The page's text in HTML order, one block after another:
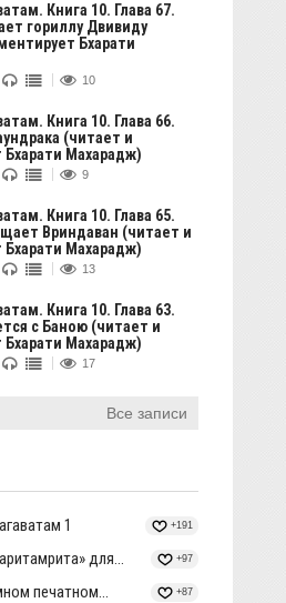
Книга 10. Глава 67.
гориллу Двивиду
Бхарати
10
Книга 10. Глава 66.
(читает и
Махарадж)
9
Книга 10. Глава 65.
Вриндаван (читает и
Махарадж)
13
Книга 10. Глава 63.
с Баною (читает и
Махарадж)
17
Все записи
1 +191
для... +97
печатном... +87